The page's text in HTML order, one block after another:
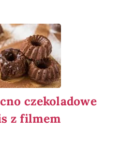
czekoladowe
z filmem